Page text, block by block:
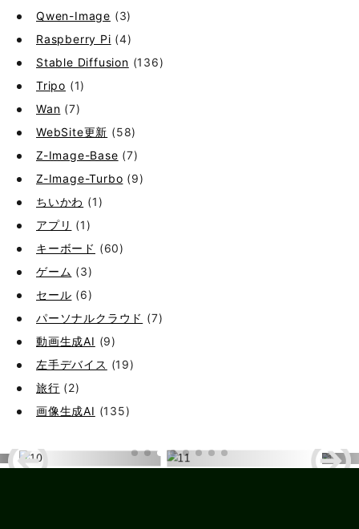
Qwen-Image (3)
Raspberry Pi (4)
Stable Diffusion (136)
Tripo (1)
Wan (7)
WebSite更新 (58)
Z-Image-Base (7)
Z-Image-Turbo (9)
ちいかわ (1)
アプリ (1)
キーボード (60)
ゲーム (3)
セール (6)
パーソナルクラウド (7)
動画生成AI (9)
左手デバイス (19)
旅行 (2)
画像生成AI (135)